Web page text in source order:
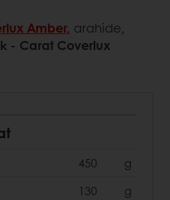
Amber, arahide,
- Carat Coverlux
450
g
130
g